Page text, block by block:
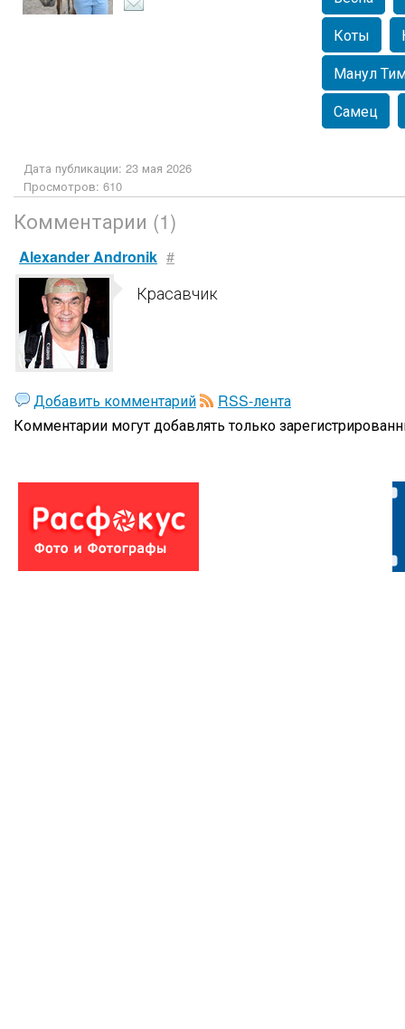
Коты
Манул
Самец
Дата публикации: 23 мая 2026
Просмотров: 610
Комментарии (1)
Alexander Andronik #
Красавчик
Добавить комментарий
RSS-лента
Комментарии могут добавлять только